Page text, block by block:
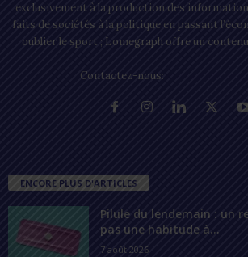
exclusivement à la production des
faits de sociétés à la politique en passant
oublier le sport ; Lomegraph offre un
Contactez-nous:
ENCORE PLUS D'ARTICLES
Pilule du lendemain : un
pas une habitude à...
7 août 2026